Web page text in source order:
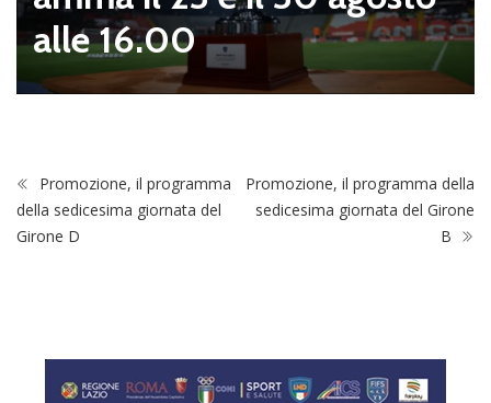
alle 16.00
Promozione, il programma
della sedicesima giornata del
Girone D
Promozione, il programma della
sedicesima giornata del Girone
B